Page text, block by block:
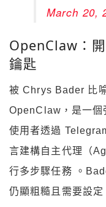
March 20,
OpenClaw：
鑰匙
被 Chrys Bader 比
OpenClaw，是一個
使用者透過
言建構自主代理（
行多步驟任務 。
仍顯粗糙且需要設定